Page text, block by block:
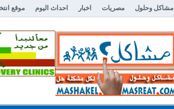
مشاكل وحلول مصريات اخبار احداث اليوم موقع